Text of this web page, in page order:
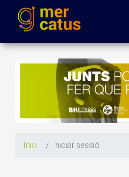
Inici Iniciar sessió